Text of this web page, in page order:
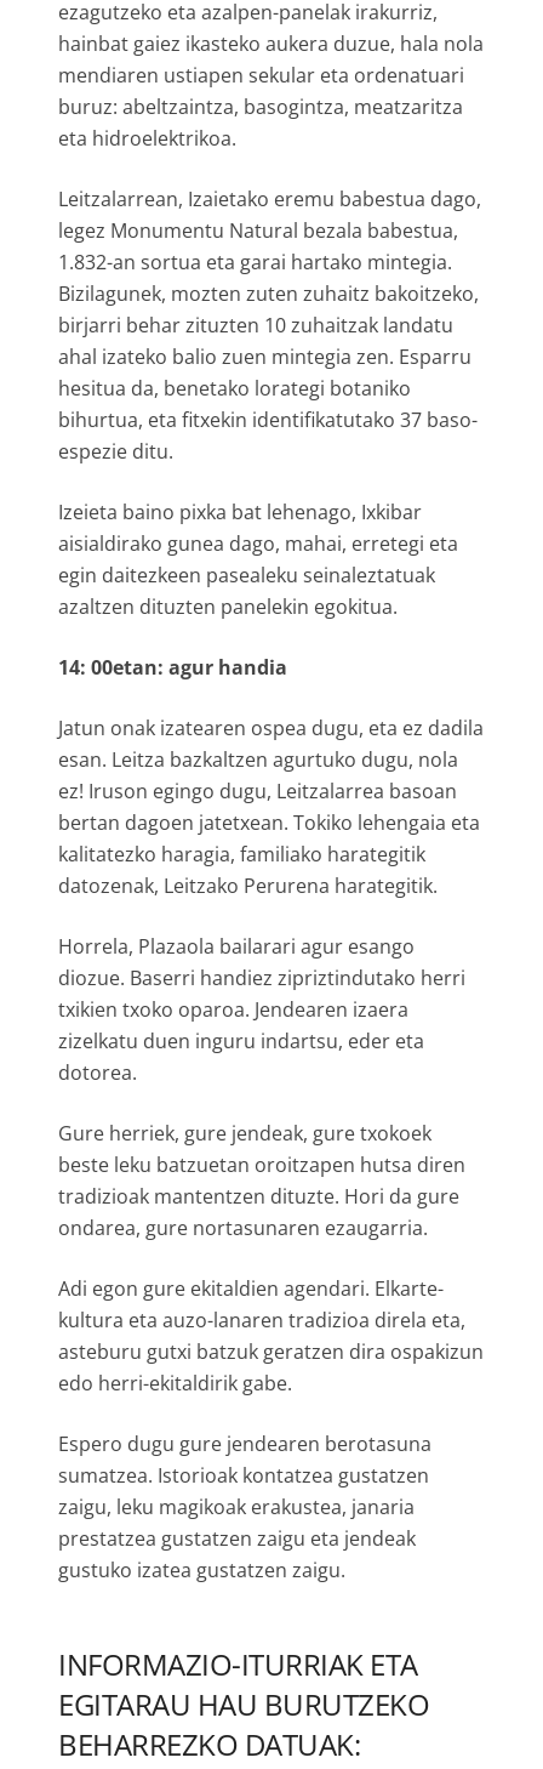
ezagutzeko eta azalpen-panelak irakurriz,
hainbat gaiez ikasteko aukera duzue, hala nola
mendiaren ustiapen sekular eta ordenatuari
buruz: abeltzaintza, basogintza, meatzaritza
eta hidroelektrikoa.
Leitzalarrean, Izaietako eremu babestua dago,
legez Monumentu Natural bezala babestua,
1.832-an sortua eta garai hartako mintegia.
Bizilagunek, mozten zuten zuhaitz bakoitzeko,
birjarri behar zituzten 10 zuhaitzak landatu
ahal izateko balio zuen mintegia zen. Esparru
hesitua da, benetako lorategi botaniko
bihurtua, eta fitxekin identifikatutako 37 baso-
espezie ditu.
Izeieta baino pixka bat lehenago, Ixkibar
aisialdirako gunea dago, mahai, erretegi eta
egin daitezkeen pasealeku seinaleztatuak
azaltzen dituzten panelekin egokitua.
14: 00etan: agur handia
Jatun onak izatearen ospea dugu, eta ez dadila
esan. Leitza bazkaltzen agurtuko dugu, nola
ez! Iruson egingo dugu, Leitzalarrea basoan
bertan dagoen jatetxean. Tokiko lehengaia eta
kalitatezko haragia, familiako harategitik
datozenak, Leitzako Perurena harategitik.
Horrela, Plazaola bailarari agur esango
diozue. Baserri handiez zipriztindutako herri
txikien txoko oparoa. Jendearen izaera
zizelkatu duen inguru indartsu, eder eta
dotorea.
Gure herriek, gure jendeak, gure txokoek
beste leku batzuetan oroitzapen hutsa diren
tradizioak mantentzen dituzte. Hori da gure
ondarea, gure nortasunaren ezaugarria.
Adi egon gure ekitaldien agendari. Elkarte-
kultura eta auzo-lanaren tradizioa direla eta,
asteburu gutxi batzuk geratzen dira ospakizun
edo herri-ekitaldirik gabe.
Espero dugu gure jendearen berotasuna
sumatzea. Istorioak kontatzea gustatzen
zaigu, leku magikoak erakustea, janaria
prestatzea gustatzen zaigu eta jendeak
gustuko izatea gustatzen zaigu.
INFORMAZIO-ITURRIAK ETA
EGITARAU HAU BURUTZEKO
BEHARREZKO DATUAK: